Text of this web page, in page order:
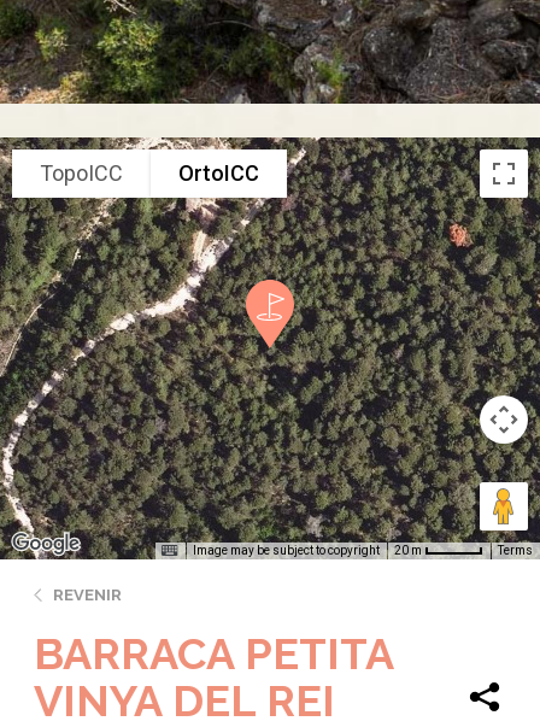
TopoICC OrtoICC
Image may be subject to copyright 20 m Terms
REVENIR
BARRACA PETITA
VINYA DEL REI